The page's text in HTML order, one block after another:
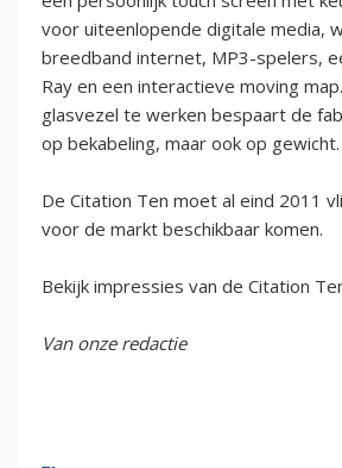
voor uiteenlopende digitale media,
breedband internet, MP3-spelers,
Ray en een interactieve moving
glasvezel te werken bespaart de
op bekabeling, maar ook op gewicht.
De Citation Ten moet al eind 2011
voor de markt beschikbaar komen.
Bekijk impressies van de Citation
Van onze redactie